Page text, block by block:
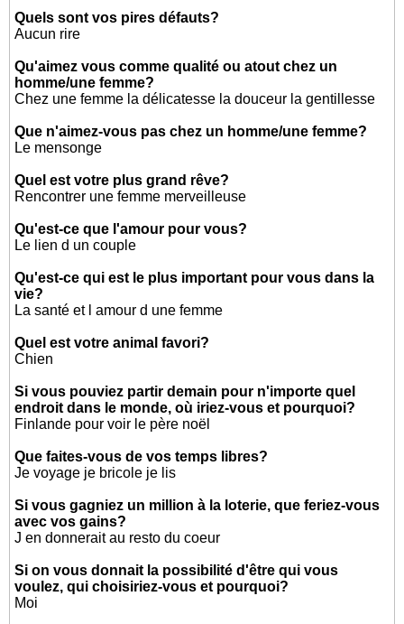
Quels sont vos pires défauts?
Aucun rire
Qu'aimez vous comme qualité ou atout chez un
homme/une femme?
Chez une femme la délicatesse la douceur la gentillesse
Que n'aimez-vous pas chez un homme/une femme?
Le mensonge
Quel est votre plus grand rêve?
Rencontrer une femme merveilleuse
Qu'est-ce que l'amour pour vous?
Le lien d un couple
Qu'est-ce qui est le plus important pour vous dans la
vie?
La santé et l amour d une femme
Quel est votre animal favori?
Chien
Si vous pouviez partir demain pour n'importe quel
endroit dans le monde, où iriez-vous et pourquoi?
Finlande pour voir le père noël
Que faites-vous de vos temps libres?
Je voyage je bricole je lis
Si vous gagniez un million à la loterie, que feriez-vous
avec vos gains?
J en donnerait au resto du coeur
Si on vous donnait la possibilité d'être qui vous
voulez, qui choisiriez-vous et pourquoi?
Moi